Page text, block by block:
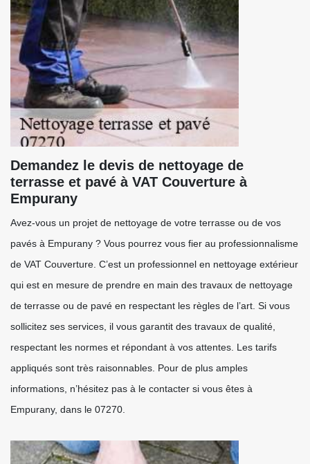
Demandez le devis de nettoyage de
terrasse et pavé à VAT Couverture à
Empurany
Avez-vous un projet de nettoyage de votre terrasse ou de vos
pavés à Empurany ? Vous pourrez vous fier au professionnalisme
de VAT Couverture. C’est un professionnel en nettoyage extérieur
qui est en mesure de prendre en main des travaux de nettoyage
de terrasse ou de pavé en respectant les règles de l’art. Si vous
sollicitez ses services, il vous garantit des travaux de qualité,
respectant les normes et répondant à vos attentes. Les tarifs
appliqués sont très raisonnables. Pour de plus amples
informations, n’hésitez pas à le contacter si vous êtes à
Empurany, dans le 07270.